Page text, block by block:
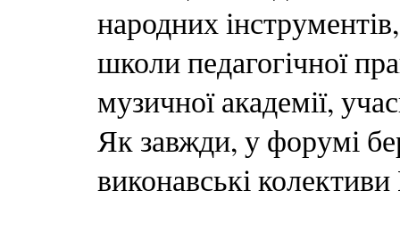
народних
школи педагогічної
музичної академії,
Як завжди, у форумі
виконавські